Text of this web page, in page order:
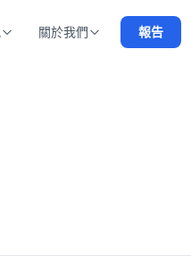
關於我們 報告